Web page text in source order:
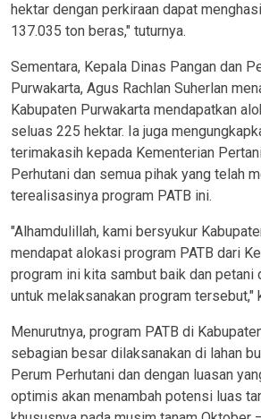
hektar dengan perkiraan dapat
137.035 ton beras," tuturnya.
Sementara, Kepala Dinas Pangan dan
Purwakarta, Agus Rachlan Suherlan
Kabupaten Purwakarta mendapatkan
seluas 225 hektar. Ia juga
terimakasih kepada Kementerian
Perhutani dan semua pihak yang telah
terealisasinya program PATB ini.
"Alhamdulillah, kami bersyukur
mendapat alokasi program PATB dari
program ini kita sambut baik dan petani
untuk melaksanakan program tersebut,"
Menurutnya, program PATB di
sebagian besar dilaksanakan di lahan
Perum Perhutani dan dengan luasan
optimis akan menambah potensi luas